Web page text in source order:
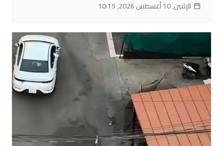
الإثنين, 10 أغسطس 2026, 10:15